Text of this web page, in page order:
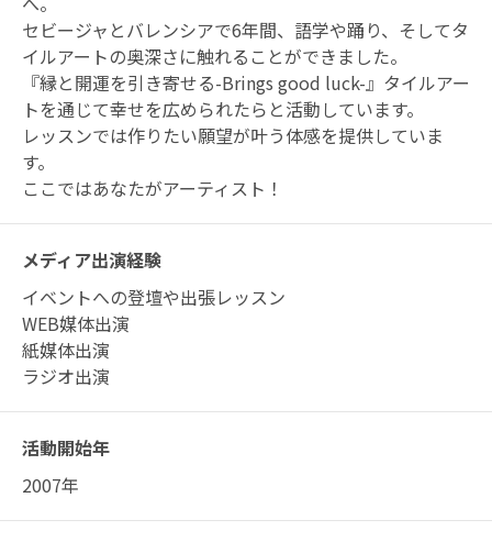
セビージャとバレンシアで6年間、語学や踊り、そしてタ
イルアートの奥深さに触れることができました。
『縁と開運を引き寄せる-Brings good luck-』タイルアー
トを通じて幸せを広められたらと活動しています。
レッスンでは作りたい願望が叶う体感を提供していま
す。
ここではあなたがアーティスト！
メディア出演経験
イベントへの登壇や出張レッスン
WEB媒体出演
紙媒体出演
ラジオ出演
活動開始年
2007年